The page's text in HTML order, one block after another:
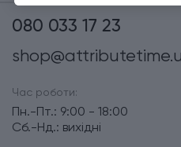
080 033 17 23
Час роботи:
Пн.-Пт.: 9:00 - 18:00
Сб.-Нд.: вихідні